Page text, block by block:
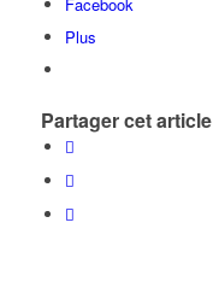
Plus
Partager cet article